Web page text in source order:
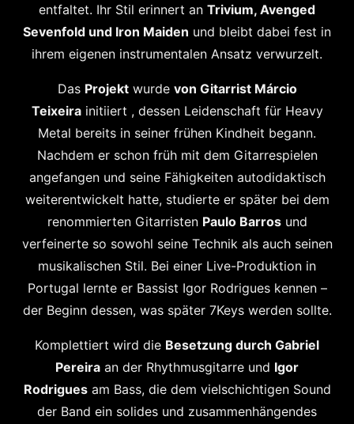
entfaltet. Ihr Stil erinnert an Trivium, Avenged
Sevenfold und Iron Maiden und bleibt dabei fest in
ihrem eigenen instrumentalen Ansatz verwurzelt.
Das Projektwurde von Gitarrist Márcio
Teixeirainitiiert , dessen Leidenschaft für Heavy
Metal bereits in seiner frühen Kindheit begann.
Nachdem er schon früh mit dem Gitarrespielen
angefangen und seine Fähigkeiten autodidaktisch
weiterentwickelt hatte, studierte er später bei dem
renommierten Gitarristen Paulo Barrosund
verfeinerte so sowohl seine Technik als auch seinen
musikalischen Stil. Bei einer Live-Produktion in
Portugal lernte er Bassist Igor Rodrigues kennen –
der Beginn dessen, was später 7Keys werden sollte.
Komplettiert wird die Besetzung durch Gabriel
Pereira an der Rhythmusgitarre und Igor
Rodriguesam Bass, die dem vielschichtigen Sound
der Band ein solides und zusammenhängendes